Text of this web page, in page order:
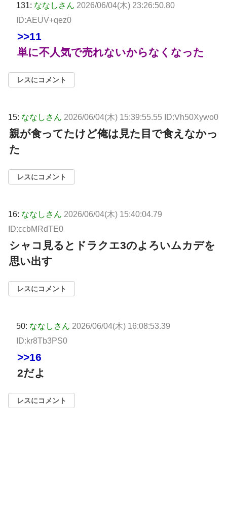
131: ななしさん 2026/06/04(木) 23:26:50.80
ID:AEUV+qez0
>>11
単に不人気で売れないからなくなった
レスにコメント
15: ななしさん 2026/06/04(木) 15:39:55.55 ID:Vh50Xywo0
親が食ってたけど俺は見た目で食えなかっ
た
レスにコメント
16: ななしさん 2026/06/04(木) 15:40:04.79
ID:ccbMRdTE0
シャコ見るとドラクエ3のよろいムカデを
思い出す
レスにコメント
50: ななしさん 2026/06/04(木) 16:08:53.39
ID:kr8Tb3PS0
>>16
2だよ
レスにコメント